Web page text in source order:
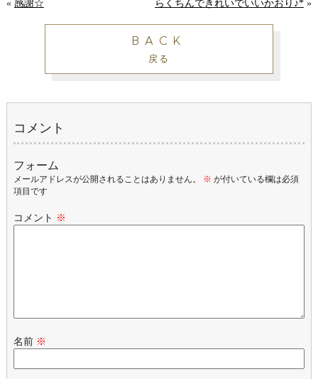
« 感謝☆ らくちんできれいでいいかおり♪* »
BACK
戻る
コメント
フォーム
メールアドレスが公開されることはありません。 ※ が付いている欄は必須
項目です
コメント ※
名前 ※